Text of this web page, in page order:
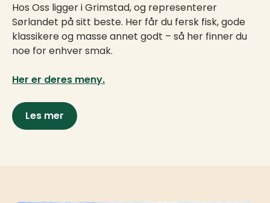
Hos Oss ligger i Grimstad, og representerer
Sørlandet på sitt beste. Her får du fersk fisk, gode
klassikere og masse annet godt – så her finner du
noe for enhver smak.
Her er deres meny.
Les mer